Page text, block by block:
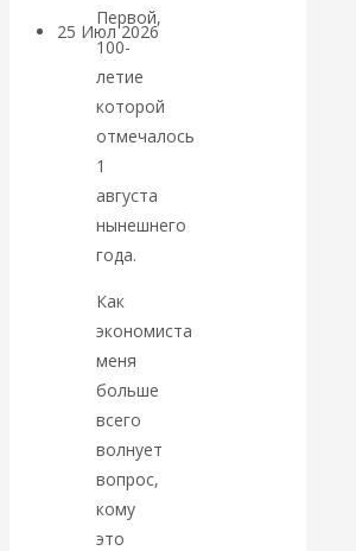
25 Июл 2026Комментарии,
интервью и беседы
«Об этом
молчат»:
экономист
Валентин
Катасонов
считает, что
кризис в
банковской
Первой,
100-
летие
которой
отмечалось
1
августа
нынешнего
года.
Как
экономиста
меня
больше
всего
волнует
вопрос,
кому
это